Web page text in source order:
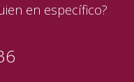
en específico?